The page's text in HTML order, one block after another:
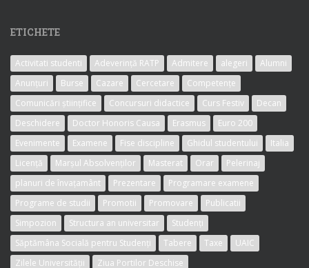
ETICHETE
Activitati studenti Adeverință RATP Admitere alegeri
Alumni
Anunțuri
Burse Cazare Cercetare
Competențe
Comunicări științifice
Concursuri didactice Curs Festiv
Decan
Deschidere
Doctor Honoris Causa Erasmus
Euro 200
Evenimente
Examene Fise discipline Ghidul studentului
Italia
Licență
Marșul Absolvenților Masterat Orar
Pelerinaj
planuri de învațamânt
Prezentare
Programare examene
Programe de studii
Promotii Promovare
Publicatii
Simpozion
Structura an universitar
Studenți
Săptămâna Socială pentru Studenți
Tabere Taxe
UAIC
Zilele Universității
Ziua Portilor Deschise